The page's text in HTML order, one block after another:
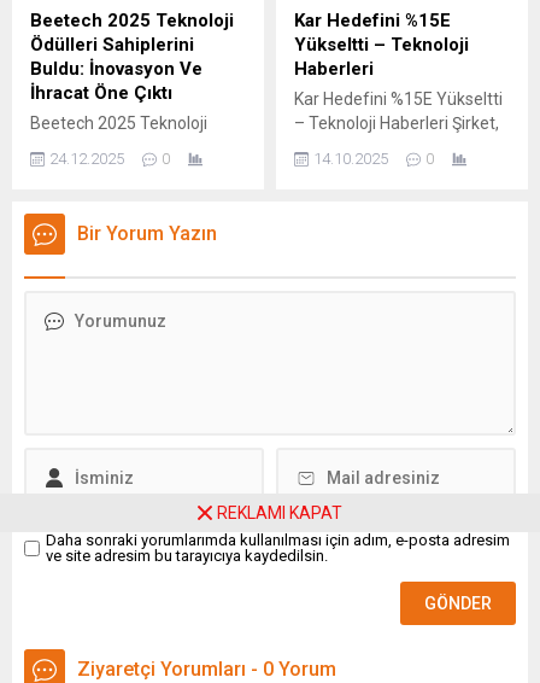
kaynaklara göre şirket,
teknolojiyi kullanmayı
hızlandırarak gelecek iki
yılda farklı fonksiyonlarda
ilave istihdam kesintilerini
de gündemde tutuyor.
Kaynaklar, McKinsey'in
Beetech 2025 Teknoloji
Ödülleri Sahiplerini
Buldu: İnovasyon Ve
İhracat Öne Çıktı
Beetech 2025 Teknoloji
Ödülleri Sahiplerini Buldu:
İnovasyon Ve İhracat Öne
Gündem – BEETECH 2025
Teknoloji Ödülleri Sahiplerini
Türkiye’nin teknoloji ve
24.12.2025 0
Kar Hedefini %15E
Yükseltti – Teknoloji
Haberleri
Kar Hedefini %15E Yükseltti
– Teknoloji Haberleri Şirket,
hisse başına düzeltilmiş
kazançta yıllık büyüme
14.10.2025 0
Bir Yorum Yazın
Daha sonraki yorumlarımda kullanılması için adım, e-posta adresim
ve site adresim bu tarayıcıya kaydedilsin.
Ziyaretçi Yorumları - 0 Yorum
REKLAMI KAPAT